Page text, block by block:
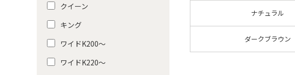
ナチュラル
ダークブラウン
クイーン
キング
ワイドK200〜
ワイドK220〜